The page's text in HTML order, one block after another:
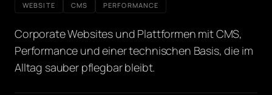
WEBSITE CMS PERFORMANCE
Corporate Websites und Plattformen mit CMS,
Performance und einer technischen Basis, die im
Alltag sauber pflegbar bleibt.